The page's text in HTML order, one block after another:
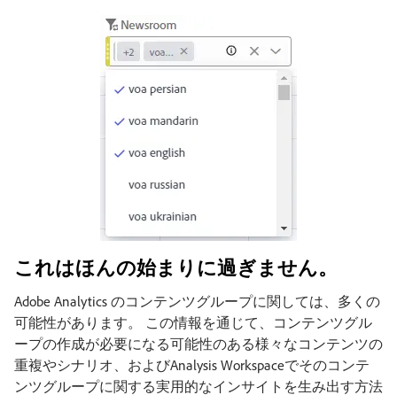
これはほんの始まりに過ぎません。
Adobe Analytics のコンテンツグループに関しては、多くの
可能性があります。 この情報を通じて、コンテンツグル
ープの作成が必要になる可能性のある様々なコンテンツの
重複やシナリオ、およびAnalysis Workspaceでそのコンテ
ンツグループに関する実用的なインサイトを生み出す方法